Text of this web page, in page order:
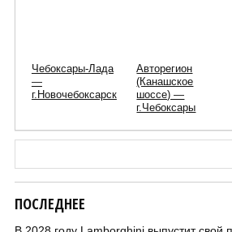
Чебоксары-Лада
—
г.Новочебоксарск
Авторегион
(Канашское
шоссе) —
г.Чебоксары
ПОСЛЕДНЕЕ